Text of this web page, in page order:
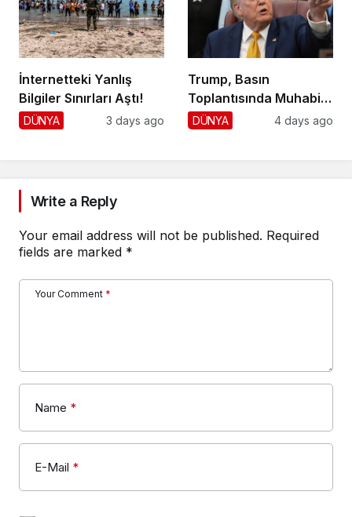
İnternetteki Yanlış
Bilgiler Sınırları Aştı!
DÜNYA 3 days ago
Trump, Basın
Toplantısında Muhabiri
Fena Yerden Aldı
DÜNYA 4 days ago
Write a Reply
Your email address will not be published. Required
fields are marked *
Your Comment *
Name *
E-Mail *